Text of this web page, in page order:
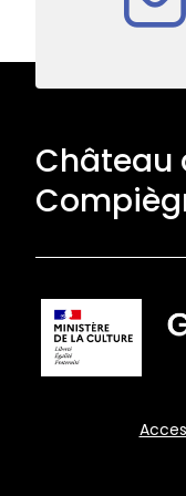
Château